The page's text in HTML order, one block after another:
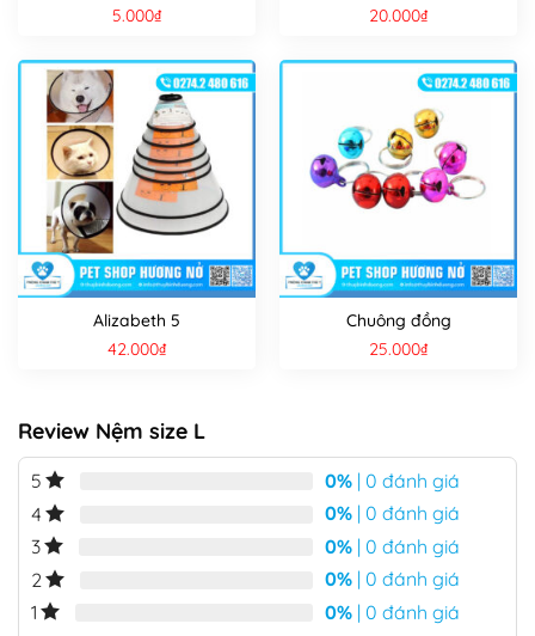
5.000₫
20.000₫
Alizabeth 5
42.000₫
Chuông đồng
25.000₫
Review Nệm size L
5 0% | 0 đánh giá
4
0% | 0 đánh giá
3
0% | 0 đánh giá
2
0% | 0 đánh giá
1
0% | 0 đánh giá